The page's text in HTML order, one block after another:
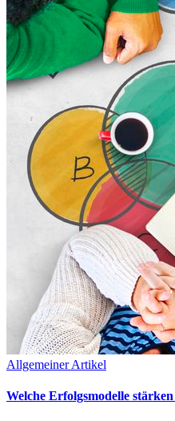
Allgemeiner Artikel
Welche Erfolgsmodelle